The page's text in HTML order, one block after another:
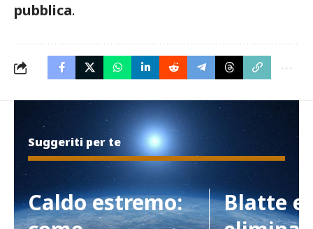
pubblica.
Suggeriti per te
Caldo estremo:
Blatte e